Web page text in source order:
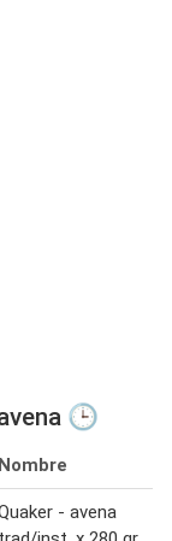
🕒
Nombre
- avena